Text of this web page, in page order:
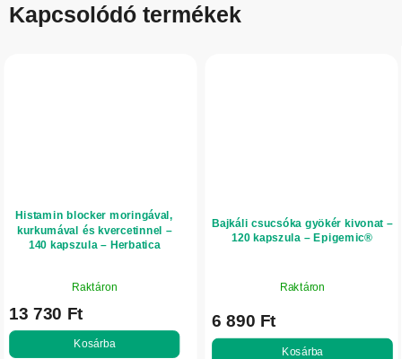
Kapcsolódó termékek
Histamin blocker moringával,
kurkumával és kvercetinnel –
140 kapszula – Herbatica
átlagos
értékelése
Raktáron
13 730 Ft
Kosárba
Bajkáli csucsóka gyökér kivonat –
120 kapszula – Epigemic®
Raktáron
6 890 Ft
Kosárba